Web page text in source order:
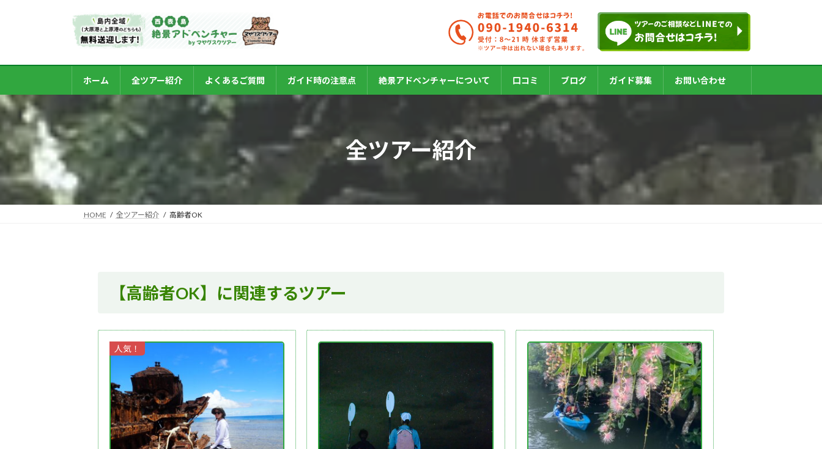
ス
キ
プ
ン
に
動
ホーム 全ツアー紹介 よくあるご質問 ガイド時の注意点 絶景アドベンチャーについて 口コミ ブログ ガイド募集 お問い合わせ
全ツアー紹介
HOME 全ツアー紹介 高齢者OK
【高齢者OK】に関連するツアー
人気！